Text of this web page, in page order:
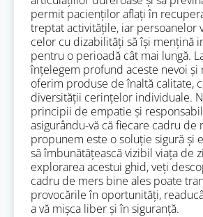
permit pacienților aflați în
treptat activitățile, iar persoanelor
celor cu dizabilități să își mențină
pentru o perioadă cât mai lungă.
înțelegem profund aceste nevoi și
oferim produse de înaltă calitate,
diversității cerințelor individuale.
principii de empatie și
asigurându-vă că fiecare cadru de
propunem este o soluție sigură și
să îmbunătățească vizibil viața de
explorarea acestui ghid, veți
cadru de mers bine ales poate
provocările în oportunități,
a vă mișca liber și în siguranță.